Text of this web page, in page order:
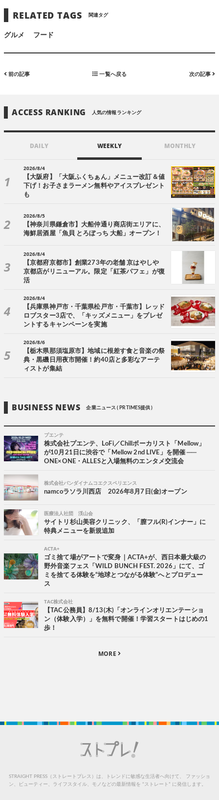
RELATED TAGS 関連タグ
グルメ フード
前の記事 一覧へ戻る 次の記事
ACCESS RANKING 人気の情報ランキング
DAILY WEEKLY MONTHLY
2026/8/4
【大阪府】「大阪ふくちぁん」メニュー改訂＆値
下げ！お子さまラーメン無料やアイスプレゼント
も
2026/8/5
【神奈川県鎌倉市】大船仲通り商店街エリアに、
海鮮居酒屋「魚貝 とろぼっち 大船」オープン！
2026/8/4
【京都府京都市】創業273年の老舗 京はやしや
京都店がリニューアル。限定「紅茶パフェ」が復
活
2026/8/4
【兵庫県神戸市・千葉県松戸市・千葉市】レッド
ロブスター3店で、「キッズメニュー」をプレゼ
ントするキャンペーンを実施
2026/8/6
【栃木県那須塩原市】地域に根差す食と音楽の祭
典・黒磯日用夜市開催！約40店と多彩なアーテ
ィストが集結
BUSINESS NEWS 企業ニュース ( PR TIMES提供 )
プエンテ
株式会社プエンテ、LoFi／Chillボーカリスト「Mellow」
が10月21日に渋谷で「Mellow 2nd LIVE」を開催 ──
ONE×ONE・ALLESと入場無料のエンタメ交流会
株式会社バンダイナムコエクスペリエンス
namcoラソラ川西店 2026年8月7日(金)オープン
医療法人社団 渓山会
サイトリ杉山美容クリニック、「膣フル(R)インナー」に
特典メニューを新規追加
ACTA+
ゴミ捨て場がアートで変身｜ACTA+が、西日本最大級の
野外音楽フェス「WILD BUNCH FEST. 2026」にて、ゴ
ミを捨てる体験を“地球とつながる体験”へとプロデュー
ス
TAC株式会社
【TAC公務員】8/13(木)「オンラインオリエンテーショ
ン（体験入学）」を無料で開催！学習スタートはじめの1
歩！
MORE
STRAIGHT PRESS（ストレートプレス）は、トレンドに敏感な生活者へ向けて、
ファッショ
ン、ビューティー、ライフスタイル、モノなどの最新情報を “ストレート” に発信します。